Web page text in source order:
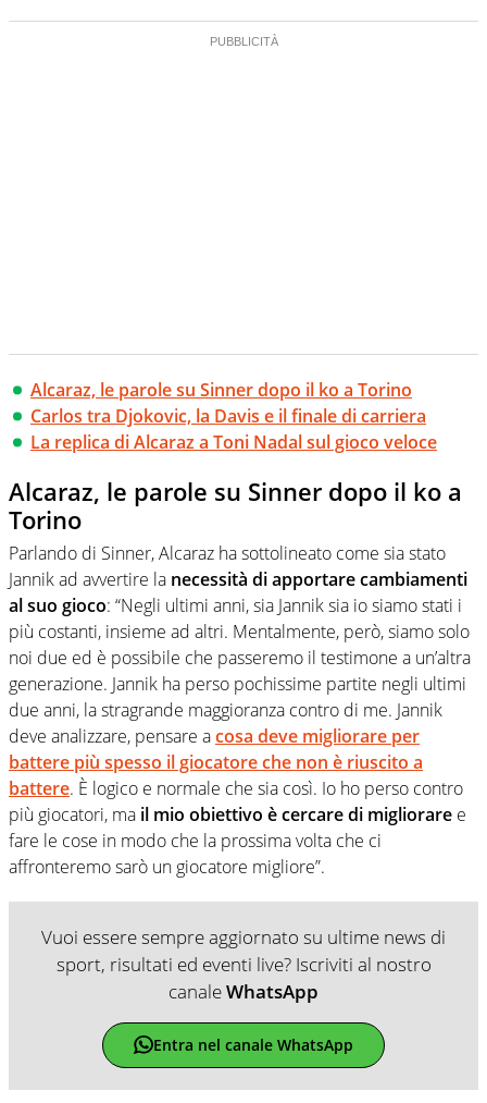
Alcaraz, le parole su Sinner dopo il ko a Torino
Carlos tra Djokovic, la Davis e il finale di carriera
La replica di Alcaraz a Toni Nadal sul gioco veloce
Alcaraz, le parole su Sinner dopo il ko a
Torino
Parlando di Sinner, Alcaraz ha sottolineato come sia stato
Jannik ad avvertire la necessità di apportare cambiamenti
al suo gioco: “Negli ultimi anni, sia Jannik sia io siamo stati i
più costanti, insieme ad altri. Mentalmente, però, siamo solo
noi due ed è possibile che passeremo il testimone a un’altra
generazione. Jannik ha perso pochissime partite negli ultimi
due anni, la stragrande maggioranza contro di me. Jannik
deve analizzare, pensare acosa deve migliorare per
battere più spesso il giocatore che non è riuscito a
battere. È logico e normale che sia così. Io ho perso contro
più giocatori, ma il mio obiettivo è cercare di migliorare e
fare le cose in modo che la prossima volta che ci
affronteremo sarò un giocatore migliore”.
Vuoi essere sempre aggiornato su ultime news di
sport, risultati ed eventi live? Iscriviti al nostro
canaleWhatsApp
Entra nel canale WhatsApp